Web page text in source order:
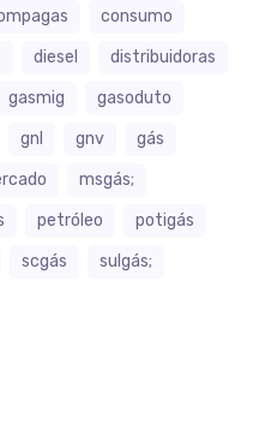
consumo
diesel
distribuidoras
gasmig
gasoduto
gnl gnv
gás
msgás;
petróleo
potigás
scgás
sulgás;